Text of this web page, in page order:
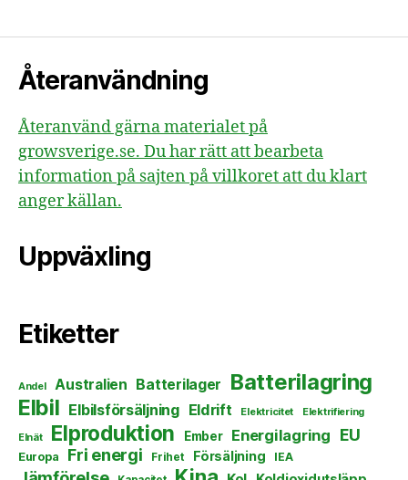
Återanvändning
Återanvänd gärna materialet på
growsverige.se. Du har rätt att bearbeta
information på sajten på villkoret att du klart
anger källan.
Uppväxling
Etiketter
Andel Australien Batterilager Batterilagring
Elbil Elbilsförsäljning Eldrift Elektricitet Elektrifiering
Elnät Elproduktion Ember Energilagring EU
Europa Fri energi Frihet Försäljning IEA